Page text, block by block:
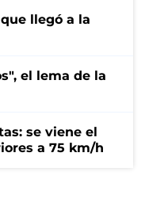
llegó a la
el lema de la
se viene el
a 75 km/h